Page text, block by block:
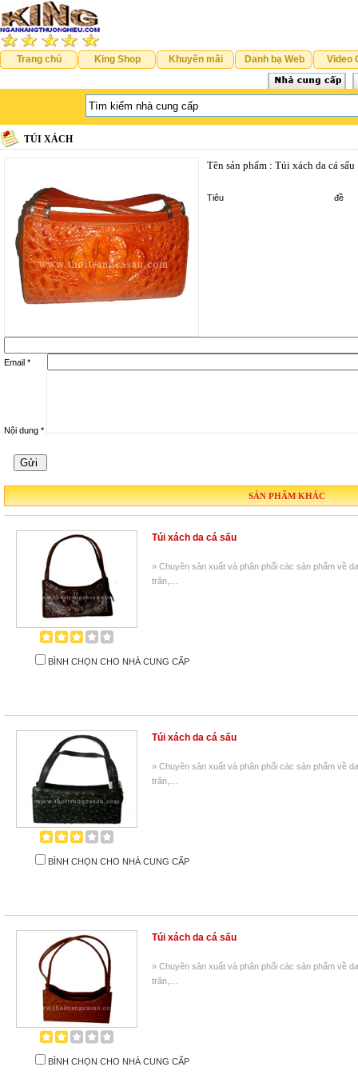
Trang chủ King Shop Khuyến mãi Danh bạ Web Video
TÚI XÁCH
Tên sản phẩm : Túi xách da cá sấu
Email *
Nội dung *
SẢN PHẨM KHÁC
Túi xách da cá sấu
» Chuyên sản xuất và phân phối các sản phẩm về
trăn,…
BÌNH CHỌN CHO NHÀ CUNG CẤP
Túi xách da cá sấu
» Chuyên sản xuất và phân phối các sản phẩm về
trăn,…
BÌNH CHỌN CHO NHÀ CUNG CẤP
Túi xách da cá sấu
» Chuyên sản xuất và phân phối các sản phẩm về
trăn,…
BÌNH CHỌN CHO NHÀ CUNG CẤP